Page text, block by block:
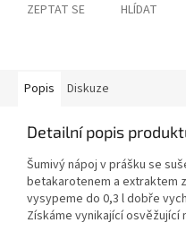
ZEPTAT SE HLÍDAT
Popis Diskuze
Detailní popis
Šumivý nápoj v prášku se
betakarotenem a extraktem
vysypeme do 0,3 l dobře
Získáme vynikající osvěžující